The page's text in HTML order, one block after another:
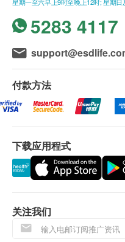
计。内置应急电源
式，不影响喂食计划
产品规格
产品尺寸︰19.2 (
物碗长34.6 cm)
重量︰1.8kg
连接方式︰2.4GHz
喂食器材质︰ABS
电源︰USB和D型碱
保养服务不包括意
安装或操作所造成之
保养公司: Altech
保养地址:九龙荔枝
C室
联络电话 :（852）
辨公时间︰
星期一至五︰9:00
星期六、日及公众假
送货条款：
HK$500，即可享本
满HK$500需附加
5283 4117
付款方法
下载应用程式
关注我们